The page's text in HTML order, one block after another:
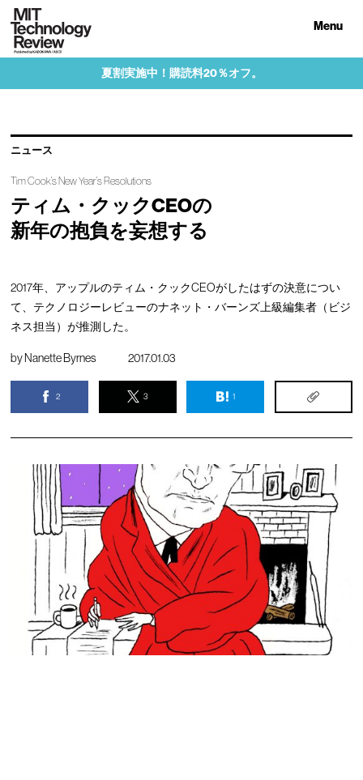
Menu
夏割実施中！購読料20％オフ。
ニュース
Tim Cook’s New Year’s Resolutions
ティム・クックCEOの
新年の抱負を妄想する
2017年、アップルのティム・クックCEOがしたはずの決意につい
て、テクノロジーレビューのナネット・バーンズ上級編集者（ビジ
ネス担当）が推測した。
byNanette Byrnes 2017.01.03
2 3 1